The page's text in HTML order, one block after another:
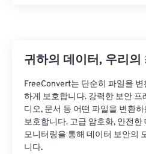
귀하의 데이터, 우리의
FreeConvert는 단순히 파일을
하게 보호합니다. 강력한 보안 프
디오, 문서 등 어떤 파일을 변환
보호합니다. 고급 암호화, 안전
모니터링을 통해 데이터 보안의
니다.